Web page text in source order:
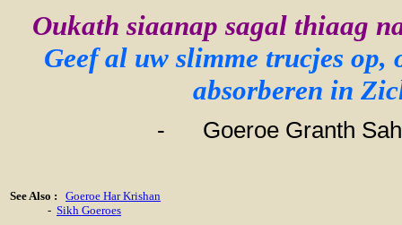
Oukath siaanap sagal thiaag
Geef al uw slimme trucjes
absorberen in
- Goeroe Granth
See Also :
Goeroe Har Krishan
- Sikh Goeroes